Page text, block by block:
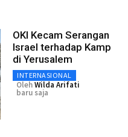
OKI Kecam Serangan
Israel terhadap Kamp
di Yerusalem
INTERNASIONAL
OlehWilda Arifati
baru saja